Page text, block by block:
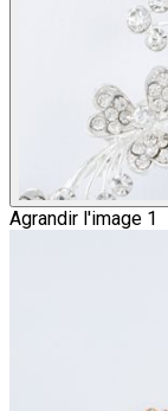
Agrandir l'image 1